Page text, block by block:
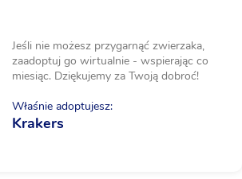
Jeśli nie możesz przygarnąć zwierzaka,
zaadoptuj go wirtualnie - wspierając co
miesiąc. Dziękujemy za Twoją dobroć!
Właśnie adoptujesz:
Krakers